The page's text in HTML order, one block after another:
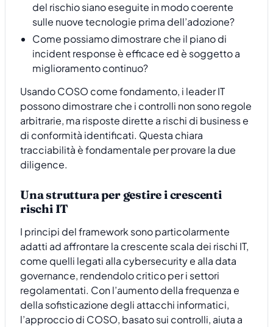
del rischio siano eseguite in modo coerente
sulle nuove tecnologie prima dell’adozione?
Come possiamo dimostrare che il piano di
incident response è efficace ed è soggetto a
miglioramento continuo?
Usando COSO come fondamento, i leader IT
possono dimostrare che i controlli non sono regole
arbitrarie, ma risposte dirette a rischi di business e
di conformità identificati. Questa chiara
tracciabilità è fondamentale per provare la due
diligence.
Una struttura per gestire i crescenti
rischi IT
I principi del framework sono particolarmente
adatti ad affrontare la crescente scala dei rischi IT,
come quelli legati alla cybersecurity e alla data
governance, rendendolo critico per i settori
regolamentati. Con l’aumento della frequenza e
della sofisticazione degli attacchi informatici,
l’approccio di COSO, basato sui controlli, aiuta a